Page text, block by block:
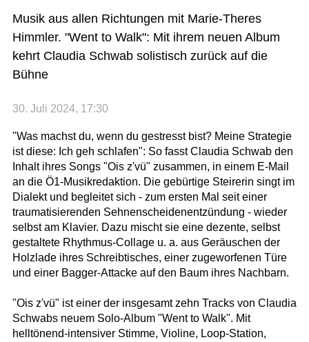
Musik aus allen Richtungen mit Marie-Theres
Himmler. "Went to Walk": Mit ihrem neuen Album
kehrt Claudia Schwab solistisch zurück auf die
Bühne
30. Juli 2024, 17:30
"Was machst du, wenn du gestresst bist? Meine Strategie
ist diese: Ich geh schlafen": So fasst Claudia Schwab den
Inhalt ihres Songs "Ois z'vü" zusammen, in einem E-Mail
an die Ö1-Musikredaktion. Die gebürtige Steirerin singt im
Dialekt und begleitet sich - zum ersten Mal seit einer
traumatisierenden Sehnenscheidenentzündung - wieder
selbst am Klavier. Dazu mischt sie eine dezente, selbst
gestaltete Rhythmus-Collage u. a. aus Geräuschen der
Holzlade ihres Schreibtisches, einer zugeworfenen Türe
und einer Bagger-Attacke auf den Baum ihres Nachbarn.
"Ois z'vü" ist einer der insgesamt zehn Tracks von Claudia
Schwabs neuem Solo-Album "Went to Walk". Mit
helltönend-intensiver Stimme, Violine, Loop-Station,